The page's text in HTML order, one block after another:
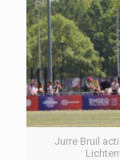
Jurre Bruil